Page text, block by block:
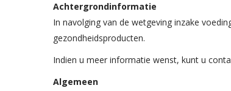
Achtergrondinformatie
In navolging van de wetgeving inzake
gezondheidsproducten.
Indien u meer informatie wenst, kunt u
Algemeen